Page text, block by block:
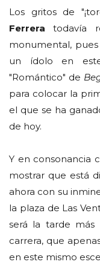
Los gritos de
Ferrera todavía
monumental,
un ídolo en
"Romántico" de
para colocar la
el que se ha
de hoy.
Y en consonancia
mostrar que está
ahora con su
la plaza de Las
será la tarde más
carrera, que
en este mismo